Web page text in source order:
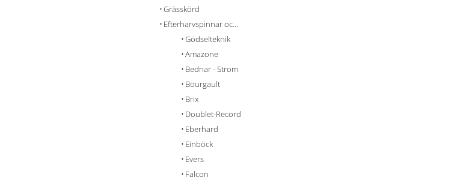
Grässkörd
Efterharvspinnar och Tillbehör
Gödselteknik
Amazone
Bednar - Strom
Bourgault
Brix
Doublet-Record
Eberhard
Einböck
Evers
Falcon